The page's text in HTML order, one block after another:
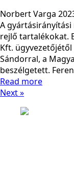
Norbert Varga
A
rejlő tartalékokat.
Kft.
Sándorral, a
beszélgetett.
Read more
Next »